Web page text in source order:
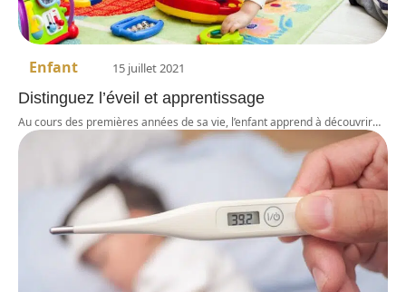
Enfant 15 juillet 2021
Distinguez l’éveil et apprentissage
Au cours des premières années de sa vie, l’enfant apprend à découvrir…